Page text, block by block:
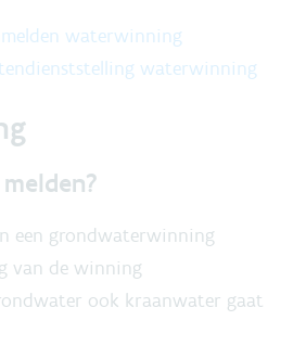
waterwinning
waterwinning
een grondwaterwinning
van de winning
ook kraanwater gaat